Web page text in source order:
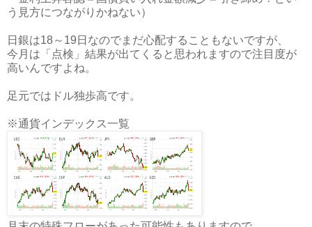
う見方につながりかねない）
日銀は18～19日なのでまだ心配することもないですが、
今月は「点検」結果が出てくると思われますので注目度が
高いんですよね。
足元ではドル独歩高です。
※通貨インデックス一覧